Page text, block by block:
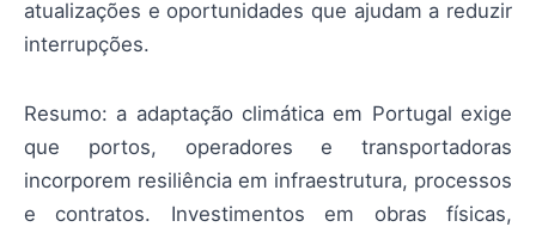
atualizações e oportunidades que ajudam a reduzir
interrupções.
Resumo: a adaptação climática em Portugal exige
que portos, operadores e transportadoras
incorporem resiliência em infraestrutura, processos
e contratos. Investimentos em obras físicas,